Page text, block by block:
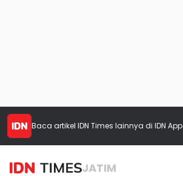
Baca artikel IDN Times lainnya di IDN App
JATIM